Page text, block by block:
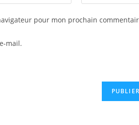
l’URL
pour mon prochain
mail.